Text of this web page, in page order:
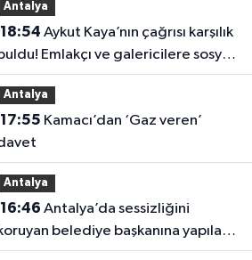
Antalya
18:54
Emlakçı ve galericilere sosyal
müjdesi
Antalya
17:55
Antalya
16:46
belediye başkanına yapılan
tepki topladı